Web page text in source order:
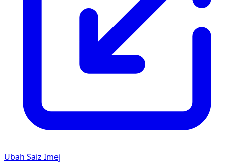
Ubah Saiz Imej